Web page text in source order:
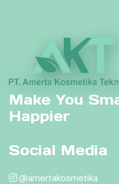
Make You
Happier
Social Media
@amertakosmetika